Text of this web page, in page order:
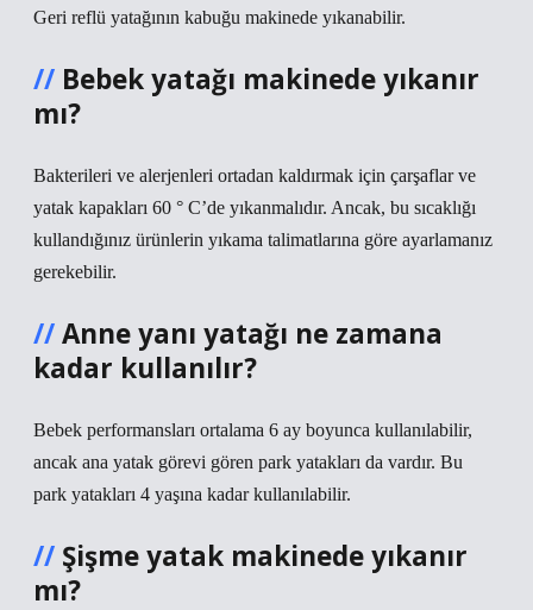
Geri reflü yatağının kabuğu makinede yıkanabilir.
Bebek yatağı makinede yıkanır
mı?
Bakterileri ve alerjenleri ortadan kaldırmak için çarşaflar ve
yatak kapakları 60 ° C’de yıkanmalıdır. Ancak, bu sıcaklığı
kullandığınız ürünlerin yıkama talimatlarına göre ayarlamanız
gerekebilir.
Anne yanı yatağı ne zamana
kadar kullanılır?
Bebek performansları ortalama 6 ay boyunca kullanılabilir,
ancak ana yatak görevi gören park yatakları da vardır. Bu
park yatakları 4 yaşına kadar kullanılabilir.
Şişme yatak makinede yıkanır
mı?